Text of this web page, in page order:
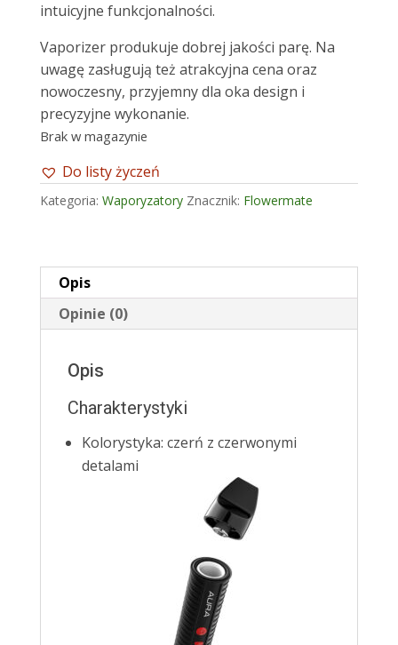
intuicyjne funkcjonalności.
Vaporizer produkuje dobrej jakości parę. Na
uwagę zasługują też atrakcyjna cena oraz
nowoczesny, przyjemny dla oka design i
precyzyjne wykonanie.
Brak w magazynie
Do listy życzeń
Kategoria: Waporyzatory Znacznik: Flowermate
Opis
Opinie (0)
Opis
Charakterystyki
Kolorystyka: czerń z czerwonymi
detalami